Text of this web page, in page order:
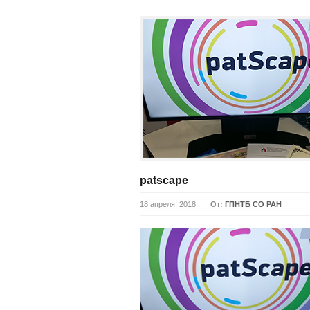
patscape
18 апреля, 2018 От: ГПНТБ СО РАН